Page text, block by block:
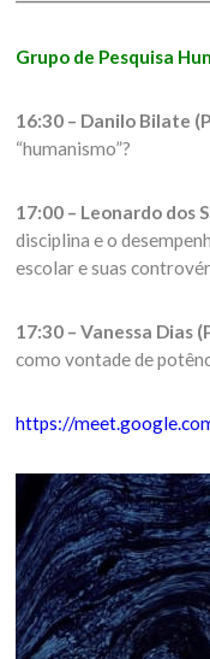
Grupo de Pesquisa
16:30 – Danilo Bilate
“humanismo”?
17:00 – Leonardo dos
disciplina e o
escolar e suas
17:30 – Vanessa Dias
como vontade de
https://